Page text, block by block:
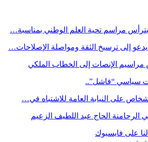
يترأس مراسم تحية العلم الوطني بمناسبة…
إلى ترسيخ الثقة ومواصلة الإصلاحات…
مراسيم الإنصات إلى الخطاب الملكي
سياسي “فاشل”..
أشخاص على النيابة العامة للاشتباه في…
الرحامنة الحاج عبد اللطيف الزعيم
على فايسبوك